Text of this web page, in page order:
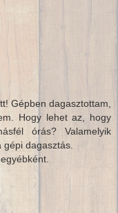
Gépben dagasztottam,
Hogy lehet az, hogy
órás? Valamelyik
dagasztás.